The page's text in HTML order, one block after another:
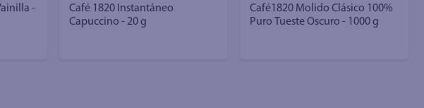
-
Café 1820 Instantáneo
Capuccino - 20 g
Café1820 Molido Clásico 100%
Puro Tueste Oscuro - 1000 g